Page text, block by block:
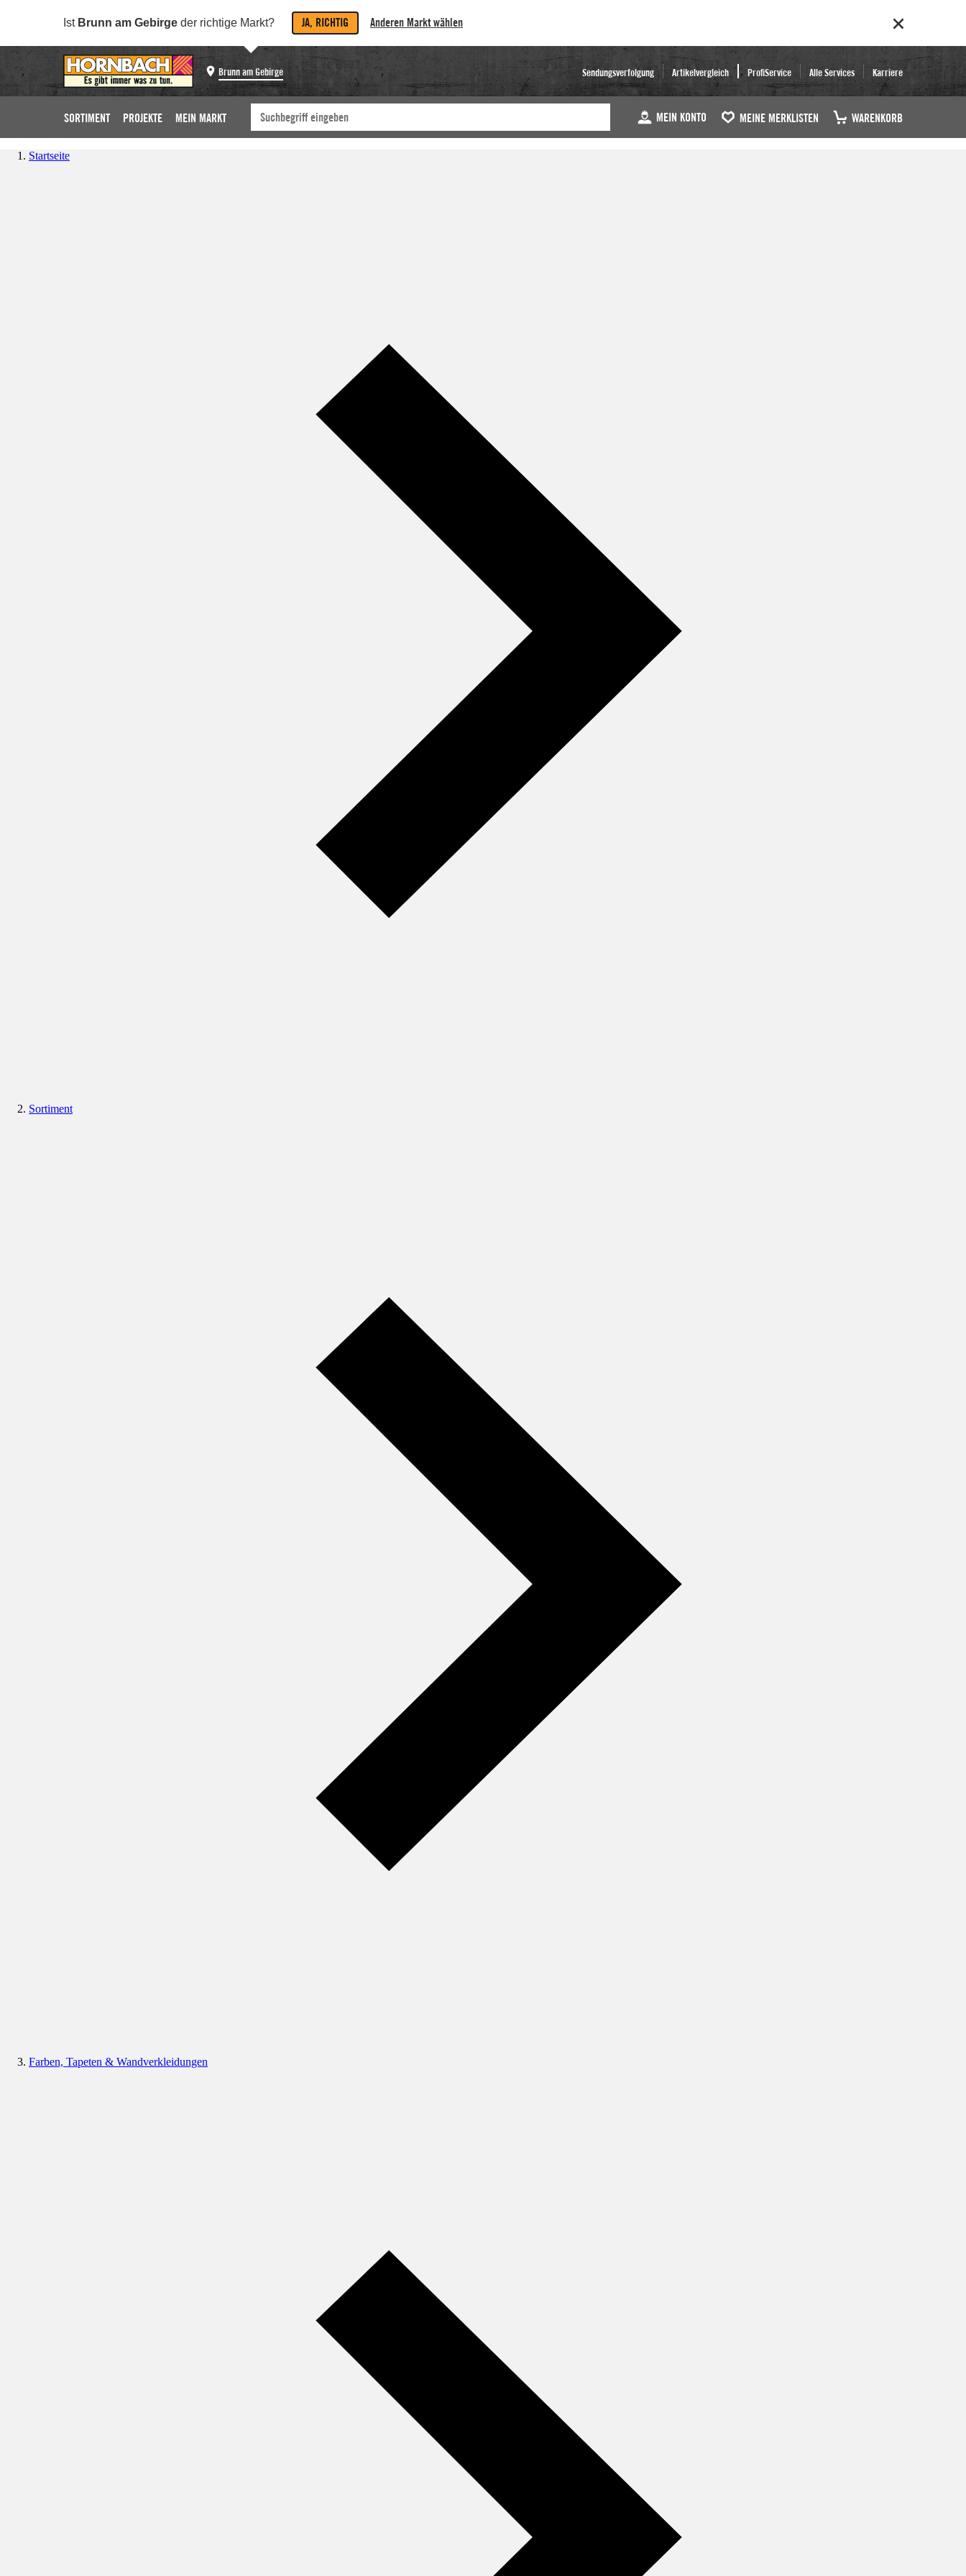
Ist Brunn am Gebirge der richtige Markt? JA, RICHTIG Anderen Markt wählen
Brunn am Gebirge Sendungsverfolgung Artikelvergleich ProfiService Alle Services Karriere
SORTIMENT PROJEKTE MEIN MARKT MEIN KONTO MEINE MERKLISTEN WARENKORB
Startseite
Sortiment
Farben, Tapeten & Wandverkleidungen